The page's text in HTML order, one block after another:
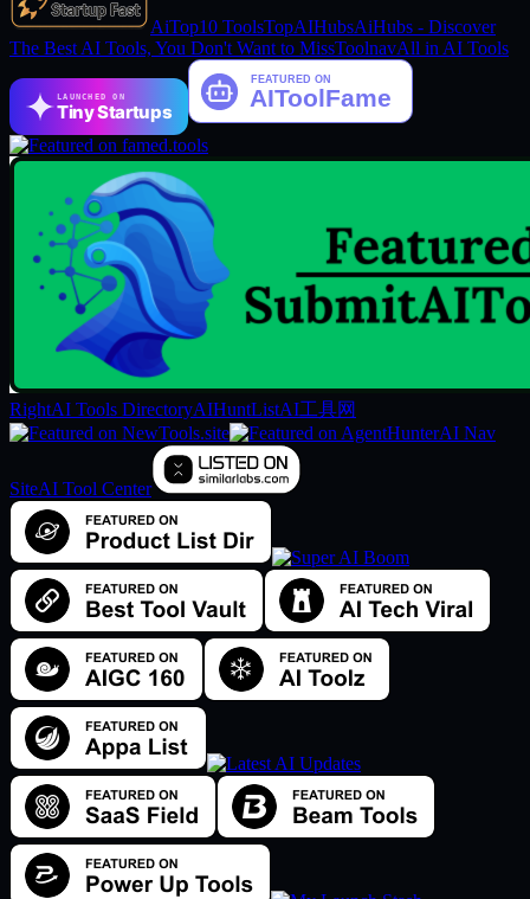
AiTop10 ToolsTopAIHubsAiHubs - Discover
The Best AI Tools, You Don't Want to MissToolnavAll in AI Tools
LAUNCHED ON
Tiny Startups
RightAI Tools DirectoryAIHuntListAI工具网
AI Nav
SiteAI Tool Center